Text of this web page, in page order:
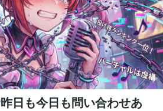
日も今日も問い合わせあ